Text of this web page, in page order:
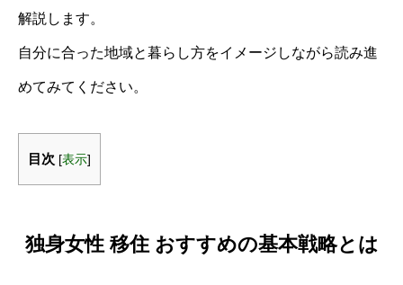
解説します。
自分に合った地域と暮らし方をイメージしながら読み進
めてみてください。
目次 [表示]
独身女性 移住 おすすめの基本戦略とは